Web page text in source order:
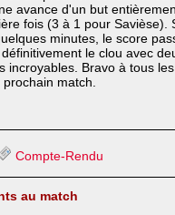
avance d'un but
fois (3 à 1 pour
minutes, le score
le clou avec
incroyables. Bravo à tous
match.
Compte-Rendu
au match